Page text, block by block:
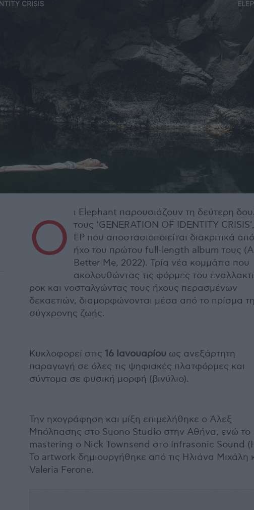
Ο
ι Elephant παρουσιάζουν τη δεύτερη
τους ‘GENERATION OF IDENTITY
EP που αποστασιοποιείται διακριτικά
ήχο του πρώτου full-length album τους (Α
Better Me, 2022). Τρία νέα κομμάτια που
ακολουθώντας τις φόρμες του
ροκ και νοσταλγώντας τους ήχους περασμένων
δεκαετιών, διαμορφώνονται μέσα από το πρίσμα
σύγχρονης ζωής.
Κυκλοφορεί στις 16 Ιανουαρίου ως ανεξάρτητη
παραγωγή σε όλες τις ψηφιακές πλατφόρμες και
σύντομα σε φυσική μορφή (βινύλιο).
Την ηχογράφηση και μίξη επιμελήθηκε ο Άλεξ
Μπόλπασης στο Suono Studio στην Αθήνα, ενώ το
mastering o Nick Townsend στο Infrasonic Sound
Το artwork δημιουργήθηκε από τις Ηλιάνα Μιχάλη
Valeria Ferone.